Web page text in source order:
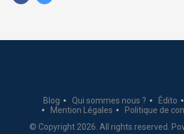
Blog Qui sommes nous ? Édito
Mention Légales
Politique de
© Copyright 2026. All rights reserved.